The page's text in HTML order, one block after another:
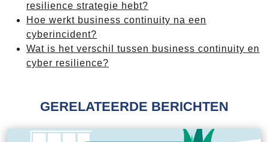
resilience strategie hebt?
Hoe werkt business continuity na een
cyberincident?
Wat is het verschil tussen business continuity en
cyber resilience?
GERELATEERDE BERICHTEN